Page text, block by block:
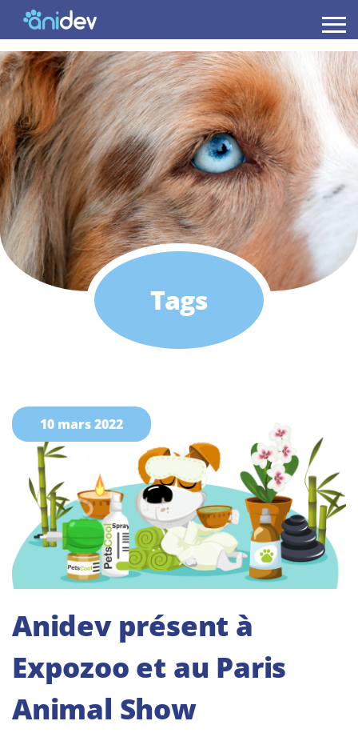
Tags
10 mars 2022
Anidev présent à
Expozoo et au Paris
Animal Show